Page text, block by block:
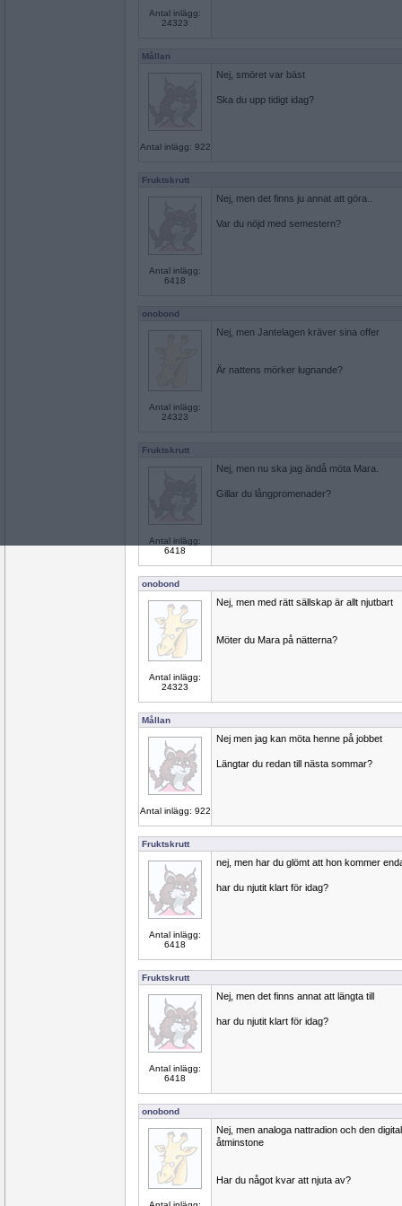
Antal inlägg:
24323
Mållan
Antal inlägg: 922
Nej, smöret var bäst
Ska du upp tidigt idag?
Fruktskrutt
Antal inlägg:
6418
Nej, men det finns ju annat att göra..
Var du nöjd med semestern?
onobond
Antal inlägg:
24323
Nej, men Jantelagen kräver sina offer
Är nattens mörker lugnande?
Fruktskrutt
Antal inlägg:
6418
Nej, men nu ska jag ändå möta Mara.
Gillar du långpromenader?
onobond
Antal inlägg:
24323
Nej, men med rätt sällskap är allt njutbart
Möter du Mara på nätterna?
Mållan
Antal inlägg: 922
Nej men jag kan möta henne på jobbet
Längtar du redan till nästa sommar?
Fruktskrutt
Antal inlägg:
6418
nej, men har du glömt att hon kommer
har du njutit klart för idag?
Fruktskrutt
Antal inlägg:
6418
Nej, men det finns annat att längta till
har du njutit klart för idag?
onobond
Nej, men analoga nattradion och den
åtminstone
Har du något kvar att njuta av?